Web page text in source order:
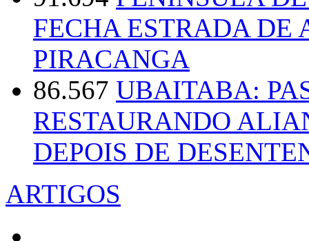
FECHA ESTRADA DE
PIRACANGA
86.567 UBAITABA:
RESTAURANDO
DEPOIS DE
ARTIGOS